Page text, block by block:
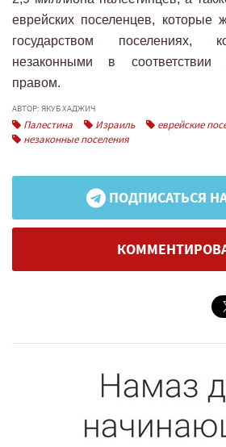
еврейских поселенцев, которые
государством поселениях,
незаконными в
правом.
АВТОР: ЯКУБ ХАДЖИЧ
Палестина Израиль
еврейские
незаконные поселения
ПОДПИСАТЬСЯ